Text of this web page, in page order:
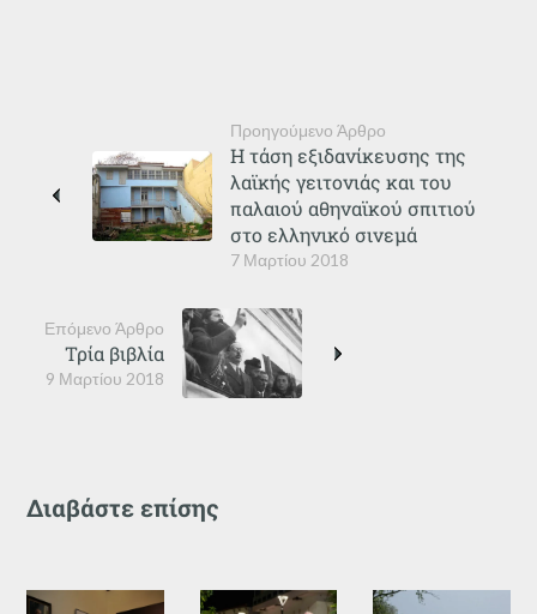
Προηγούμενο Άρθρο
7 Μαρτίου 2018
Η τάση εξιδανίκευσης της
λαϊκής γειτονιάς και του
παλαιού αθηναϊκού σπιτιού
στο ελληνικό σινεμά
Επόμενο Άρθρο
9 Μαρτίου 2018
Τρία βιβλία
Διαβάστε επίσης